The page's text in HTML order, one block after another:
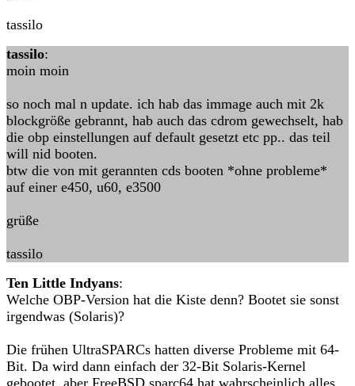
tassilo
tassilo:
moin moin
so noch mal n update. ich hab das immage auch mit 2k
blockgröße gebrannt, hab auch das cdrom gewechselt, hab
die obp einstellungen auf default gesetzt etc pp.. das teil
will nid booten.
btw die von mit gerannten cds booten *ohne probleme*
auf einer e450, u60, e3500
grüße
tassilo
Ten Little Indyans:
Welche OBP-Version hat die Kiste denn? Bootet sie sonst
irgendwas (Solaris)?
Die frühen UltraSPARCs hatten diverse Probleme mit 64-
Bit. Da wird dann einfach der 32-Bit Solaris-Kernel
gebootet, aber FreeBSD sparc64 hat wahrscheinlich alles